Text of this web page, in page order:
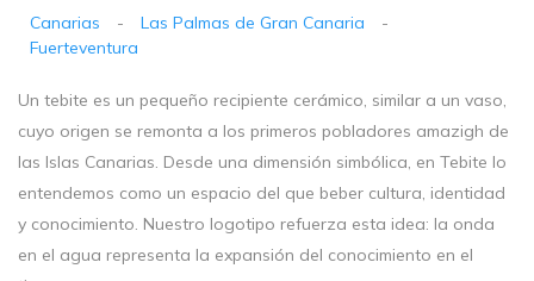
Canarias - Las Palmas de Gran Canaria
-
Fuerteventura
Un tebite es un pequeño recipiente cerámico, similar a un vaso,
cuyo origen se remonta a los primeros pobladores amazigh de
las Islas Canarias. Desde una dimensión simbólica, en Tebite lo
entendemos como un espacio del que beber cultura, identidad
y conocimiento. Nuestro logotipo refuerza esta idea: la onda
en el agua representa la expansión del conocimiento en el